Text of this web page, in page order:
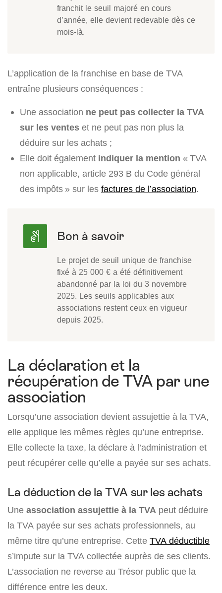
franchit le seuil majoré en cours
d’année, elle devient redevable dès ce
mois-là.
L’application de la franchise en base de TVA
entraîne plusieurs conséquences :
Une association ne peut pas collecter la TVA
sur les ventes et ne peut pas non plus la
déduire sur les achats ;
Elle doit également indiquer la mention « TVA
non applicable, article 293 B du Code général
des impôts » sur les factures de l’association.
Le projet de seuil unique de franchise
fixé à 25 000 € a été définitivement
abandonné par la loi du 3 novembre
2025. Les seuils applicables aux
associations restent ceux en vigueur
depuis 2025.
La déclaration et la
récupération de TVA par une
association
Lorsqu’une association devient assujettie à la TVA,
elle applique les mêmes règles qu’une entreprise.
Elle collecte la taxe, la déclare à l’administration et
peut récupérer celle qu’elle a payée sur ses achats.
La déduction de la TVA sur les achats
Une association assujettie à la TVA peut déduire
la TVA payée sur ses achats professionnels, au
même titre qu’une entreprise. Cette TVA déductible
s’impute sur la TVA collectée auprès de ses clients.
L’association ne reverse au Trésor public que la
différence entre les deux.